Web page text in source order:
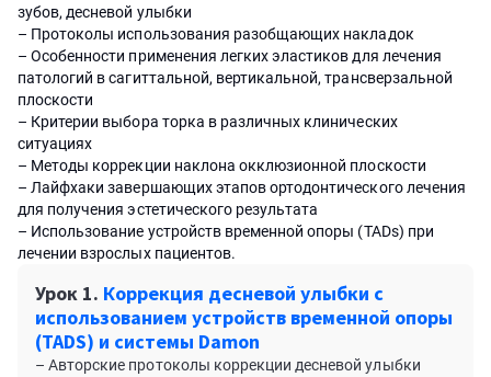
зубов, десневой улыбки
– Протоколы использования разобщающих накладок
– Особенности применения легких эластиков для лечения
патологий в сагиттальной, вертикальной, трансверзальной
плоскости
– Критерии выбора торка в различных клинических
ситуациях
– Методы коррекции наклона окклюзионной плоскости
– Лайфхаки завершающих этапов ортодонтического лечения
для получения эстетического результата
– Использование устройств временной опоры (TADs) при
лечении взрослых пациентов.
Урок 1. Коррекция десневой улыбки с
использованием устройств временной опоры
(TADS) и системы Damon
– Авторские протоколы коррекции десневой улыбки